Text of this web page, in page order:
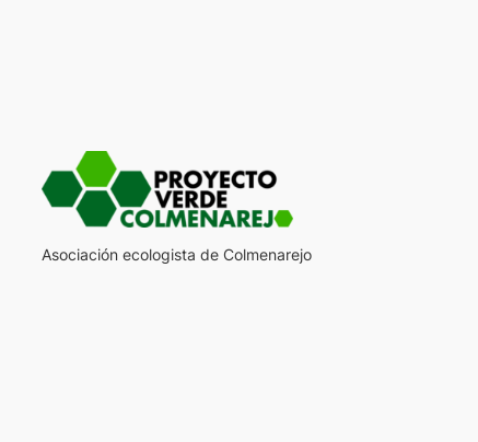
Asociación ecologista de Colmenarejo